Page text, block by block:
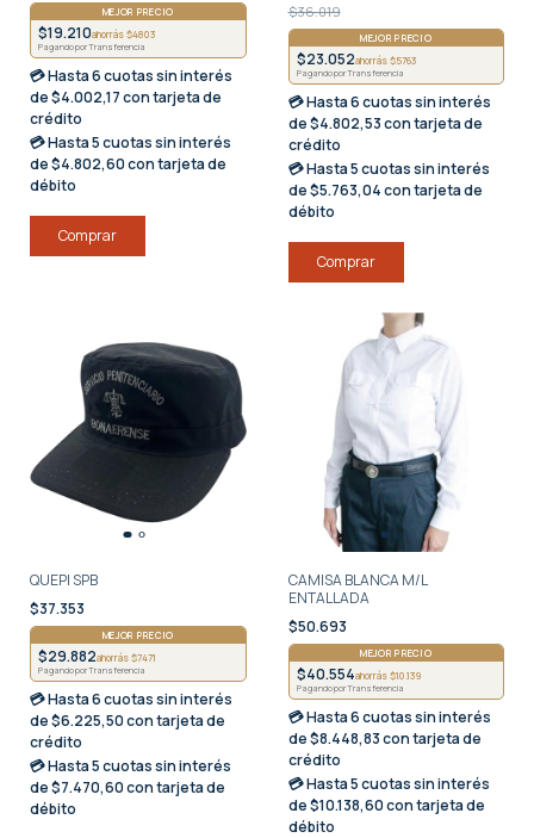
MEJOR PRECIO
$19.210ahorrás $4803
Pagando por Transferencia
💳 Hasta6 cuotas sin interés
de $4.002,17 con tarjeta de
crédito
💳 Hasta5 cuotas sin interés
de $4.802,60 con tarjeta de
débito
Comprar
$36.019
MEJOR PRECIO
$23.052ahorrás $5763
Pagando por Transferencia
💳 Hasta6 cuotas sin interés
de $4.802,53 con tarjeta de
crédito
💳 Hasta5 cuotas sin interés
de $5.763,04 con tarjeta de
débito
Comprar
QUEPI SPB
$37.353
MEJOR PRECIO
$29.882ahorrás $7471
Pagando por Transferencia
💳 Hasta6 cuotas sin interés
de $6.225,50 con tarjeta de
crédito
💳 Hasta5 cuotas sin interés
de $7.470,60 con tarjeta de
débito
CAMISA BLANCA M/L
ENTALLADA
$50.693
MEJOR PRECIO
$40.554ahorrás $10.139
Pagando por Transferencia
💳 Hasta6 cuotas sin interés
de $8.448,83 con tarjeta de
crédito
💳 Hasta5 cuotas sin interés
de $10.138,60 con tarjeta de
débito